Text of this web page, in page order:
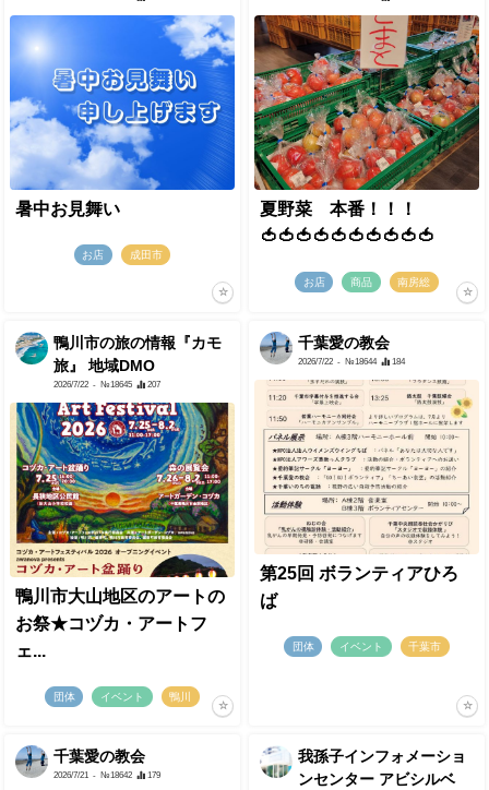
暑中お見舞い
お店 成田市
夏野菜 本番！！！
🍅🍅🍅🍅🍅🍅🍅🍅🍅🍅
お店 商品 南房総
鴨川市の旅の情報『カモ
旅』 地域DMO
2026/7/22 - №18645 207
鴨川市大山地区のアートの
お祭★コヅカ・アートフ
ェ...
団体 イベント 鴨川
千葉愛の教会
2026/7/22 - №18644 184
第25回 ボランティアひろ
ば
団体 イベント 千葉市
千葉愛の教会
2026/7/21 - №18642 179
我孫子インフォメーショ
ンセンター アビシルベ